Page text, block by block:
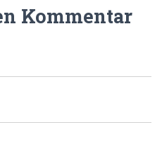
Kommentar